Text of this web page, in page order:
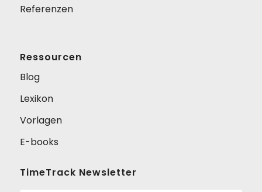
Referenzen
Ressourcen
Blog
Lexikon
Vorlagen
E-books
TimeTrack Newsletter